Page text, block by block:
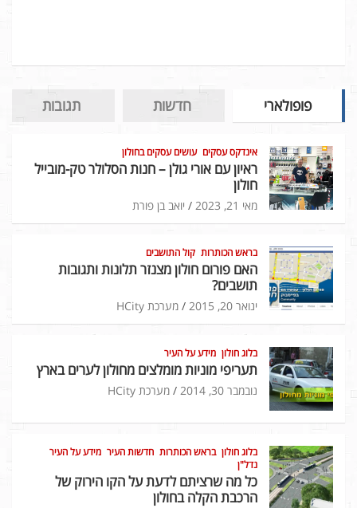
פופולארי חדשות תגובות
אינדקס עסקים עושים עסקים בחולון
ראיון עם אורי גולן – חנות הסלולר טק-מובייל
חולון
מאי 21, 2023 יואב בן פורת
בראש הכותרות קול התושבים
האם פורום חולון מצנזר תלונות ותגובות
תושבים?
ינואר 20, 2015 מערכת HCity
בלוג חולון מידע על העיר
תעריפי מוניות מומלצים מחולון לערים בארץ
נובמבר 30, 2014 מערכת HCity
בלוג חולון בראש הכותרות חדשות העיר מידע על העיר
נדל"ן
כל מה שרציתם לדעת על הקו הירוק של
הרכבת הקלה בחולון